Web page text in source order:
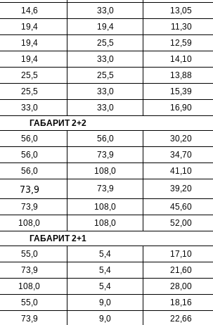
14,6 33,0
13,05
19,4 19,4
11,30
19,4 25,5
12,59
19,4 33,0
14,10
25,5 25,5
13,88
25,5 33,0
15,39
33,0 33,0
16,90
ГАБАРИТ 2+2
56,0 56,0 30,20
56,0 73,9
34,70
56,0 108,0
41,10
73,9 73,9
39,20
73,9 108,0
45,60
108,0 108,0
52,00
ГАБАРИТ 2+1
55,0 5,4 17,10
73,9 5,4
21,60
108,0 5,4
28,00
55,0 9,0
18,16
73,9 9,0
22,66